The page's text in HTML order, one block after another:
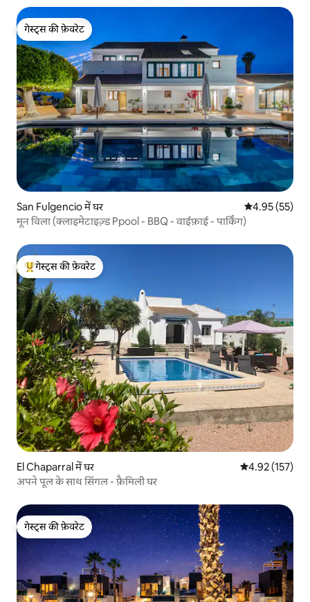
गेस्ट्स की फ़ेवरेट
गेस्ट्स की फ़ेवरेट
San Fulgencio में घर औसत रेटिंग 5 में
4.95 (55)
मून विला (क्लाइमेटाइज़्ड Ppool - BBQ - वाईफ़ाई - पार्किंग)
गेस्ट्स का टॉप फ़ेवरेट
गेस्ट्स की फ़ेवरेट
El Chaparral में घर औसत रेटिंग 5 में से
4.92 (157)
अपने पूल के साथ सिंगल - फ़ैमिली घर
गेस्ट्स की फ़ेवरेट
गेस्ट्स की फ़ेवरेट